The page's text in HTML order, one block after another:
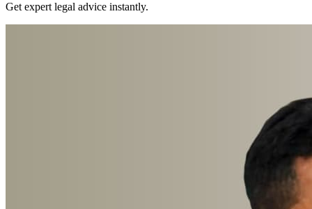
Get expert legal advice instantly.